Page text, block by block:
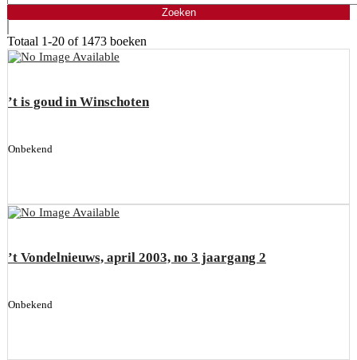
Totaal 1-20 of 1473 boeken
’t is goud in Winschoten
Onbekend
’t Vondelnieuws, april 2003, no 3 jaargang 2
Onbekend